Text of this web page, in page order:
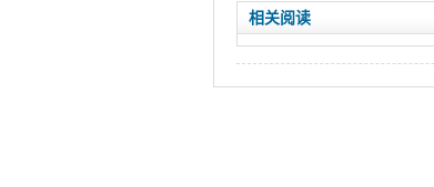
相关阅读